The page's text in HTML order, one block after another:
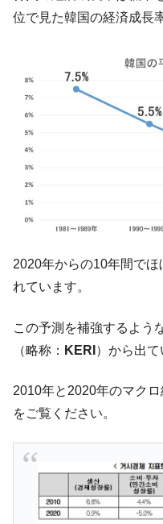
『Money1』
や、若者に起業させよう
『Money1』
【韓国の
ル。外平債の発行「19.4億
『Money1』
韓国「こ
ーにウソのデータを入力
『Money1』
言。
だ。
『Money1』
『Money1』
韓国･外為
ル」まで拡大 ⇒ 海外資金
『Money1』
韓国･帰っ
た ⇒ 国家が行った恐るべ
断
『Money1』
韓国･警察
動」
位で見た韓国の経済成長
2020年からの10年間でほ
れています。
この予測を補強するよう
（略称： KERI ）から出て
2010年と2020年のマク
をご覧ください。